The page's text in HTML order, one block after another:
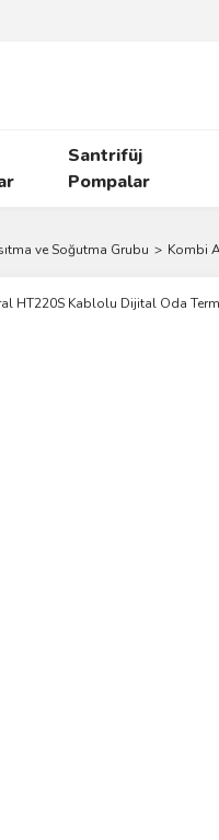
Santrifüj
Pompalar
ve Soğutma Grubu Kombi